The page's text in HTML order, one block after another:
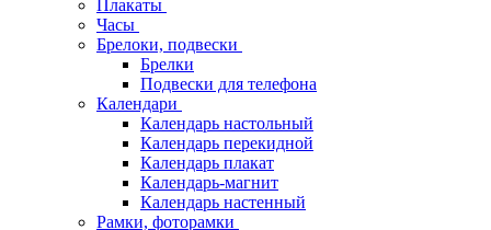
Плакаты
Часы
Брелоки, подвески
Брелки
Подвески для телефона
Календари
Календарь настольный
Календарь перекидной
Календарь плакат
Календарь-магнит
Календарь настенный
Рамки, фоторамки